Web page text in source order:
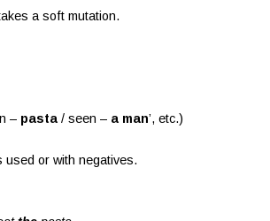
a soft mutation.
– pasta / seen – a man’, etc.)
used or with negatives.